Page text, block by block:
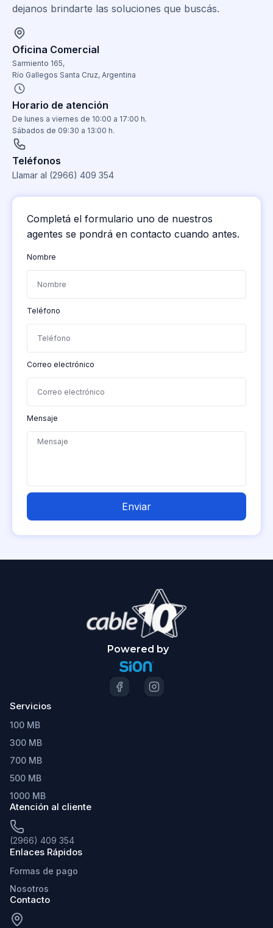
dejanos brindarte las soluciones que buscás.
Oficina Comercial
Sarmiento 165,
Río Gallegos Santa Cruz, Argentina
Horario de atención
De lunes a viernes de 10:00 a 17:00 h.
Sábados de 09:30 a 13:00 h.
Teléfonos
Llamar al (2966) 409 354
Completá el formulario uno de nuestros
agentes se pondrá en contacto cuando antes.
Nombre
Teléfono
Correo electrónico
Mensaje
Enviar
Powered by
Servicios
100 MB
300 MB
700 MB
500 MB
1000 MB
Atención al cliente
(2966) 409 354
Enlaces Rápidos
Formas de pago
Nosotros
Contacto